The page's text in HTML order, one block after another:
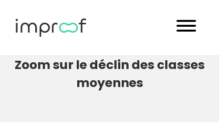
Zoom sur le déclin des classes
moyennes